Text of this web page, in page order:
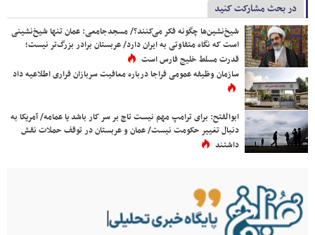
در بحث مشارکت کنید
شیخ‌نشین‌ها چگونه فکر می‌کنند؟/ مسجدجامعی: عمان تنها شیخ‌نشینی
است که نگاه متفاوتی به ایران دارد/ عربستان برادر بزرگ‌تر نیست؛
قدرت مسلط خلیج فارس است
سازمان وظیفه عمومی فراجا درباره معافیت سربازان فراری اطلاعیه داد
ابوالفتح: برای ترامپ مهم نیست تاج بر سر کار باشد یا عمامه/ آمریکا به
دنبال تغییر حکومت نیست/ عمان و عربستان در توقف حملات نقش
داشتند